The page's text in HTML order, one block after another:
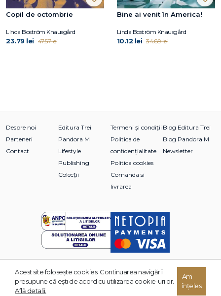
Copil de octombrie
Linda Boström Knausgård
23.79 lei 47.57 lei
Bine ai venit în America!
Linda Boström Knausgård
10.12 lei 34.89 lei
Despre noi
Parteneri
Contact
Editura Trei
Pandora M
Lifestyle
Publishing
Colecții
Termeni și condiții
Politica de
confidențialitate
Politica cookies
Comanda si
livrarea
Blog Editura Trei
Blog Pandora M
Newsletter
© 2026 Grupul Editorial TREI. Toate drepturile rezervate.
Acest site foloseşte cookies. Continuarea navigării
presupune că eşti de acord cu utilizarea cookie-urilor.
Află detalii.
Am
înțeles